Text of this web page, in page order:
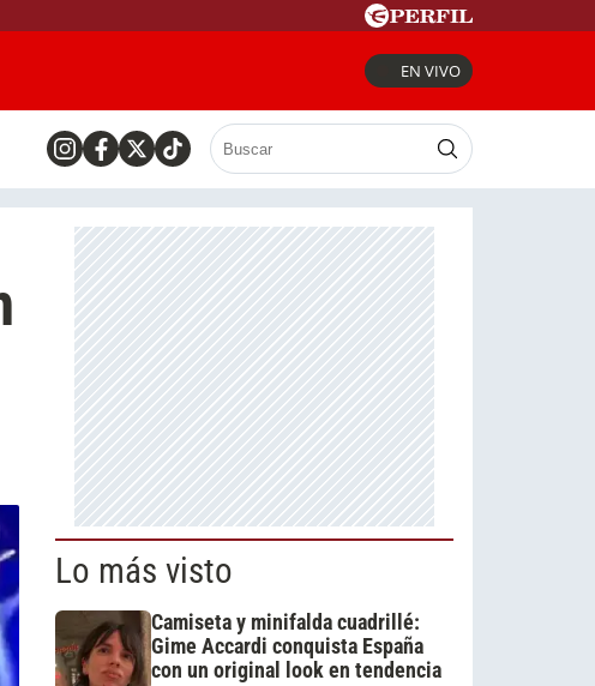
EN VIVO
Lo más visto
Camiseta y minifalda cuadrillé:
Gime Accardi conquista España
con un original look en tendencia